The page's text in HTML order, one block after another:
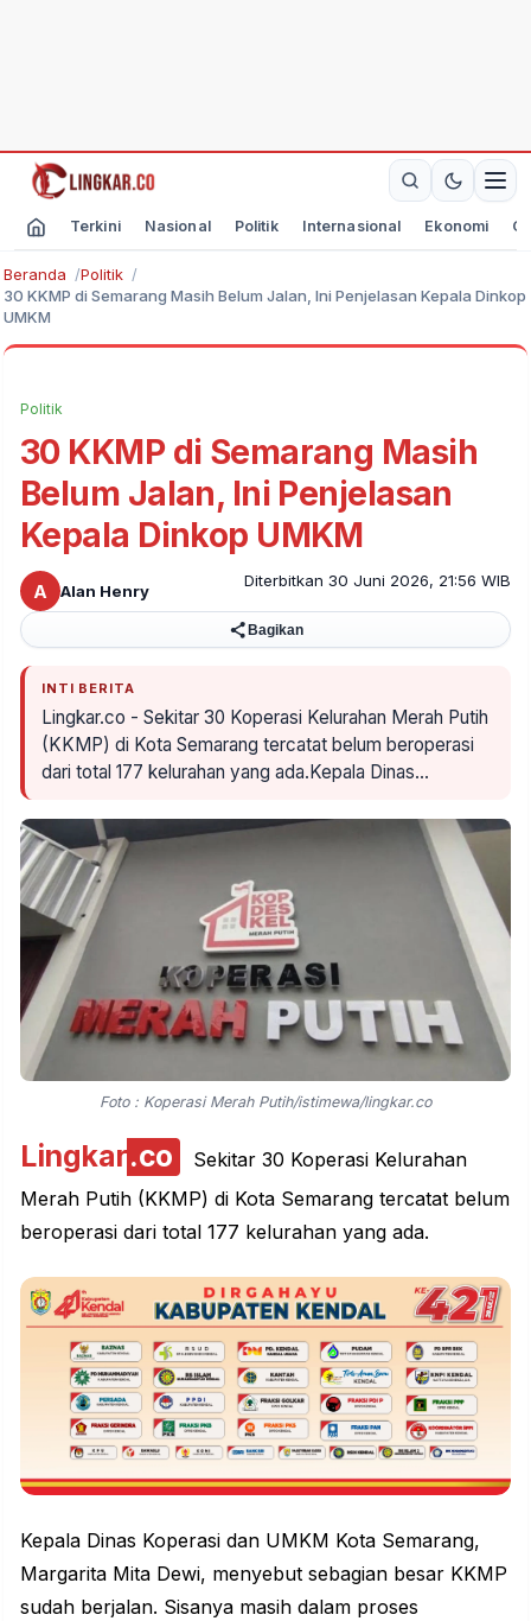
Terkini Nasional Politik Internasional Ekonomi
Beranda
Politik
30 KKMP di Semarang Masih Belum Jalan, Ini Penjelasan Kepala Dinkop
UMKM
Politik
30 KKMP di Semarang Masih
Belum Jalan, Ini Penjelasan
Kepala Dinkop UMKM
A Alan Henry
Diterbitkan 30 Juni 2026, 21:56 WIB
Bagikan
INTI BERITA
Lingkar.co - Sekitar 30 Koperasi Kelurahan Merah Putih
(KKMP) di Kota Semarang tercatat belum beroperasi
dari total 177 kelurahan yang ada.Kepala Dinas…
Foto : Koperasi Merah Putih/istimewa/lingkar.co
Lingkar.co
Sekitar 30 Koperasi Kelurahan
Merah Putih (KKMP) di Kota Semarang tercatat belum
beroperasi dari total 177 kelurahan yang ada.
Kepala Dinas Koperasi dan UMKM Kota Semarang,
Margarita Mita Dewi, menyebut sebagian besar KKMP
sudah berjalan. Sisanya masih dalam proses